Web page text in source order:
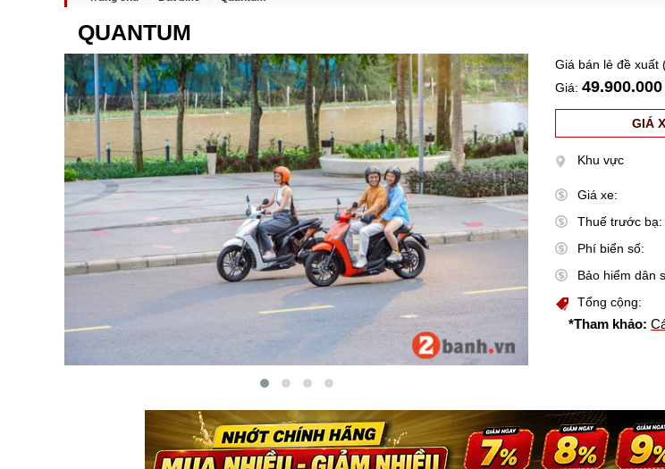
QUANTUM
Giá bán lẻ đề xuất
Giá:
GIÁ
Khu vực
Giá xe:
Thuế trước bạ:
Phí biển số:
Bảo hiểm dân
Tổng cộng:
*Tham khảo: